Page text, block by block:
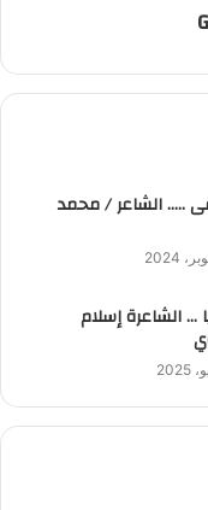
….. الشاعر / محمد
… الشاعرة إسلام